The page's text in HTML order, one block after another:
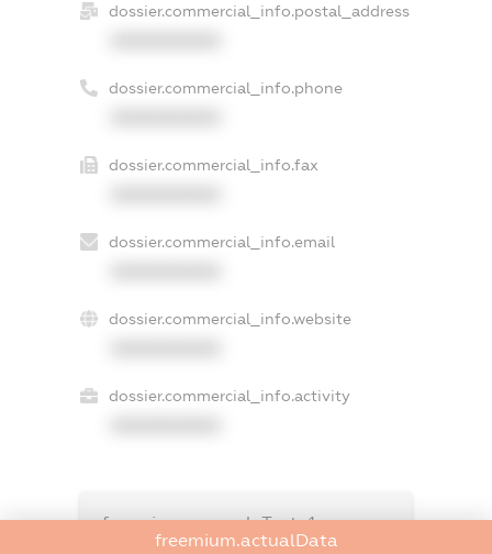
dossier.commercial_info.postal_address
dossier.commercial_info.phone
dossier.commercial_info.fax
dossier.commercial_info.email
dossier.commercial_info.website
dossier.commercial_info.activity
freemium.exampleText_1
freemium.exampleText_2
freemium.actualData